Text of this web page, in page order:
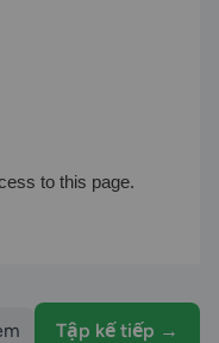
Tập kế tiếp →